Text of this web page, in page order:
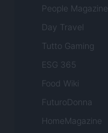
People Magazine
Day Travel
Tutto Gaming
ESG 365
Food Wiki
FuturoDonna
HomeMagazine